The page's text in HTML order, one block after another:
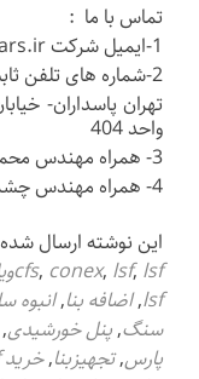
تماس با ما :
1-ایمیل شرکت info@pdpars.ir
2-شماره های تلفن ثابت : 22491383-22448448-021
واحد 404
3- همراه مهندس محمدی :09124942628
4- همراه مهندس چشمه علائی:09123399587
این نوشته ارسال
cfs, conex, lsf,lsfویلا
lsf
,اضافه بنا,انبوه
سنگ,پنل خورشیدی,
پارس,تجهیزبنا,خرید lsf